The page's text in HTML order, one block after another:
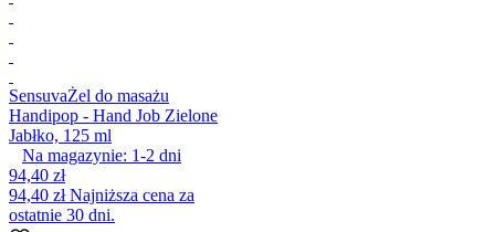
SensuvaŻel do masażu
Handipop - Hand Job Zielone
Jabłko, 125 ml
Na magazynie: 1-2 dni
94,40 zł
94,40 złNajniższa cena za
ostatnie 30 dni.